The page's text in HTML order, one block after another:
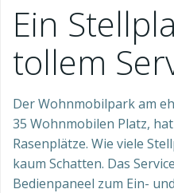
Ein
tollem
Der Wohnmobilpark am
35 Wohnmobilen Platz,
Rasenplätze. Wie viele
kaum Schatten. Das
Bedienpaneel zum Ein-